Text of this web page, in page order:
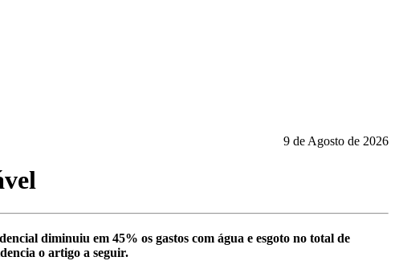
9 de Agosto de 2026
diminuiu em 45% os gastos com água e esgoto no total de
o artigo a seguir.